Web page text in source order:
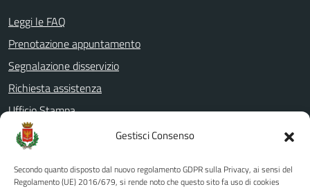
Gestisci Consenso
Secondo quanto disposto dal nuovo regolamento GDPR sulla Privacy, ai sensi del
Regolamento (UE) 2016/679, si rende noto che questo sito fa uso di cookies
Leggi le FAQ
Prenotazione appuntamento
Segnalazione disservizio
Richiesta assistenza
Ufficio Stampa
Amministrazione Trasparente
Albo pretorio
Informativa privacy